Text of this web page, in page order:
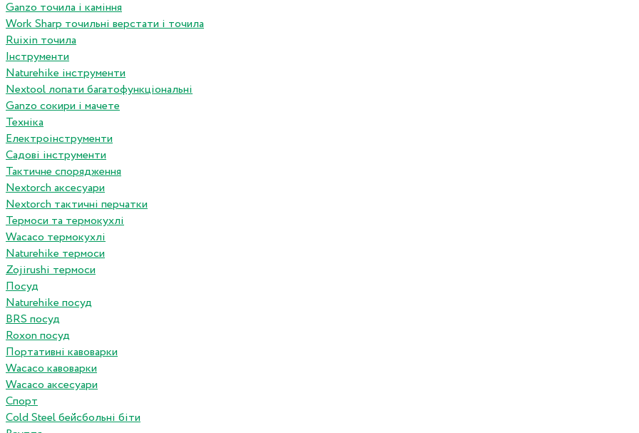
Ganzo точила і каміння
Work Sharp точильні верстати і точила
Ruixin точила
Інструменти
Naturehike інструменти
Nextool лопати багатофункціональні
Ganzo сокири і мачете
Техніка
Електроінструменти
Садові інструменти
Тактичне спорядження
Nextorch аксесуари
Nextorch тактичні перчатки
Термоси та термокухлі
Wacaco термокухлі
Naturehike термоси
Zojirushi термоси
Посуд
Naturehike посуд
BRS посуд
Roxon посуд
Портативні кавоварки
Wacaco кавоварки
Wacaco аксесуари
Спорт
Cold Steel бейсбольні біти